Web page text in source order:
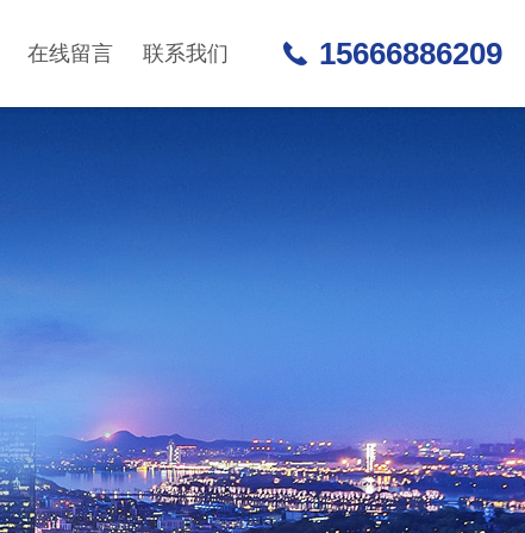
在线留言 联系我们 15666886209